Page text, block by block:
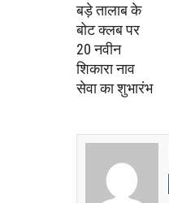
बड़े तालाब के
बोट क्लब पर
20 नवीन
शिकारा नाव
सेवा का शुभारंभ